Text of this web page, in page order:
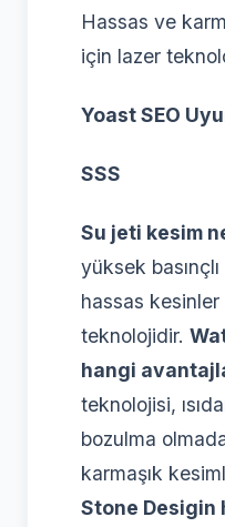
Hassas ve
için lazer
Yoast SEO
SSS
Su jeti kesim
yüksek
hassas
teknolojidir.
hangi
teknolojisi,
bozulma
karmaşık
Stone Desigin